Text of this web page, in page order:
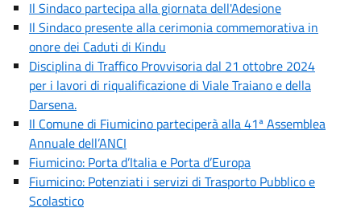
Il Sindaco partecipa alla giornata dell'Adesione
Il Sindaco presente alla cerimonia commemorativa in
onore dei Caduti di Kindu
Disciplina di Traffico Provvisoria dal 21 ottobre 2024
per i lavori di riqualificazione di Viale Traiano e della
Darsena.
Il Comune di Fiumicino parteciperà alla 41ª Assemblea
Annuale dell’ANCI
Fiumicino: Porta d’Italia e Porta d’Europa
Fiumicino: Potenziati i servizi di Trasporto Pubblico e
Scolastico